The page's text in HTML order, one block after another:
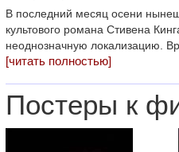
В последний месяц осени
культового романа Стивена
неоднозначную локализацию.
[читать полностью]
Постеры к